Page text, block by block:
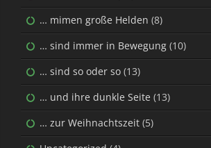
… mimen große Helden (8)
… sind immer in Bewegung (10)
… sind so oder so (13)
… und ihre dunkle Seite (13)
… zur Weihnachtszeit (5)